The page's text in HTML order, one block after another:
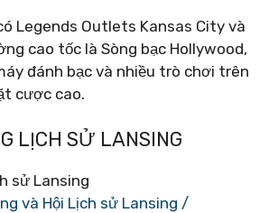
Legends Outlets Kansas City và
cao tốc là Sòng bạc Hollywood,
đánh bạc và nhiều trò chơi trên
cược cao.
LỊCH SỬ LANSING
và Hội Lịch sử Lansing /